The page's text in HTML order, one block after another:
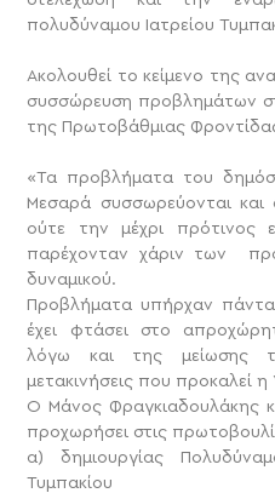
πολυδύναμου Ιατρείου
Ακολουθεί το κείμενο της
συσσώρευση προβλημάτων
της Πρωτοβάθμιας
«Τα προβλήματα του
Μεσαρά συσσωρεύονται και
ούτε την μέχρι πρότινος
παρέχονταν χάριν των
δυναμικού.
Προβλήματα υπήρχαν
έχει φτάσει στο
λόγω και της μείωσης
μετακινήσεις που προκαλεί η
Ο Μάνος Φραγκιαδουλάκης
προχωρήσει στις
α) δημιουργίας
Τυμπακίου